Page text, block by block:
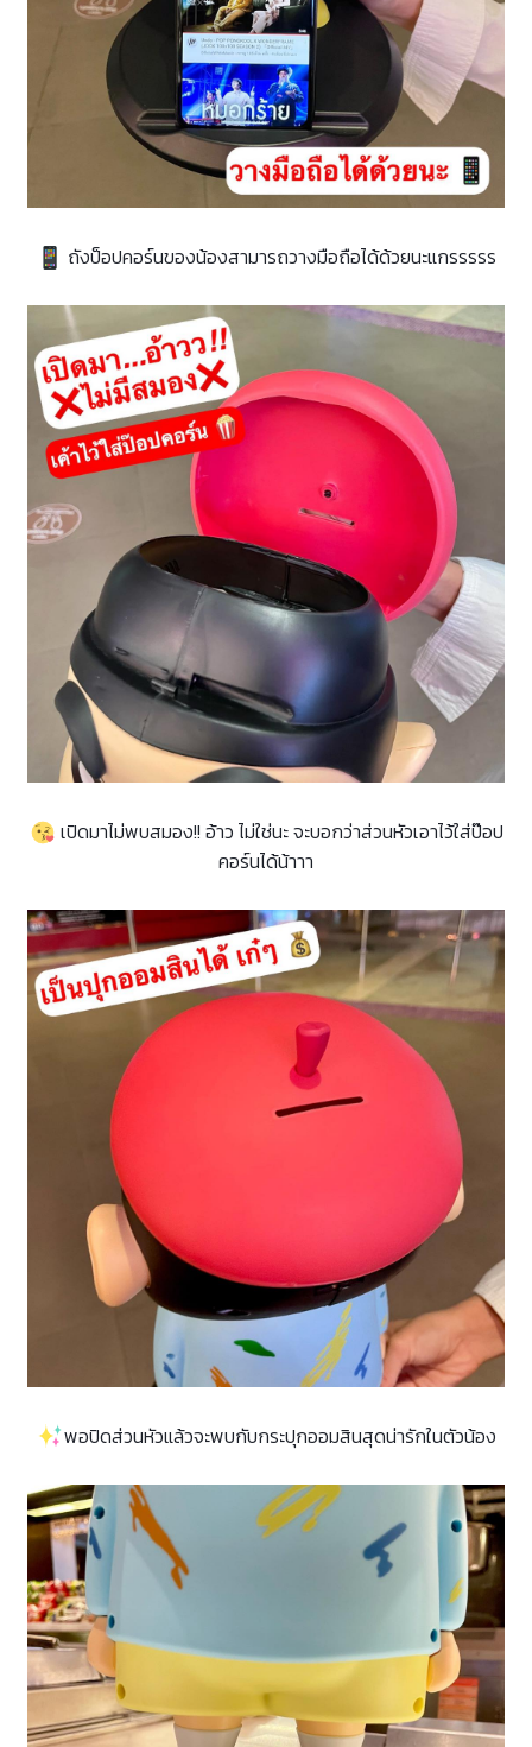
ถังป็อปคอร์นของน้องสามารถวางมือถือได้ด้วยนะแกรรรรร
เปิดมาไม่พบสมอง!! อ้าว ไม่ใช่นะ จะบอกว่าส่วนหัวเอาไว้ใส่ป๊อป
คอร์นได้น้าาา
พอปิดส่วนหัวแล้วจะพบกับกระปุกออมสินสุดน่ารักในตัวน้อง